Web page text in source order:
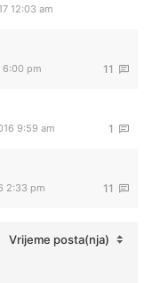
12:03 am
11
6:00 pm
1
9:59 am
11
2:33 pm
Vrijeme posta(nja)